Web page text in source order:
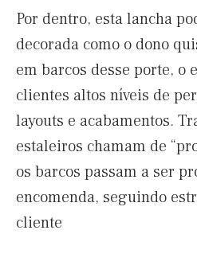
Por dentro, esta lancha
decorada como o dono
em barcos desse porte, o
clientes altos níveis de
layouts e acabamentos.
estaleiros chamam de
os barcos passam a ser
encomenda, seguindo
cliente